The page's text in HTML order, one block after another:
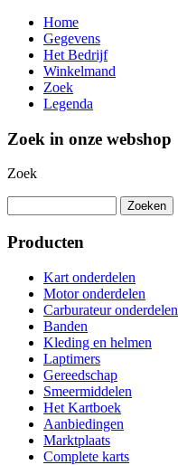
Home
Gegevens
Het Bedrijf
Winkelmand
Zoek
Legenda
Zoek in onze webshop
Zoek
Producten
Kart onderdelen
Motor onderdelen
Carburateur onderdelen
Banden
Kleding en helmen
Laptimers
Gereedschap
Smeermiddelen
Het Kartboek
Aanbiedingen
Marktplaats
Complete karts